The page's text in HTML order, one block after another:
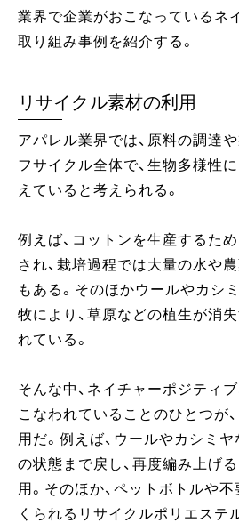
業界で企業がおこなっているネ
取り組み事例を紹介する。
リサイクル素材の利用
アパレル業界では、原料の調達
フサイクル全体で、生物多様性
えていると考えられる。
例えば、コットンを生産するた
され、栽培過程では大量の水や
もある。そのほかウールやカシ
牧により、草原などの植生が消
れている。
そんな中、ネイチャーポジティ
こなわれていることのひとつが
用だ。例えば、ウールやカシミ
の状態まで戻し、再度編み上げ
用。そのほか、ペットボトルや
くられるリサイクルポリエステ